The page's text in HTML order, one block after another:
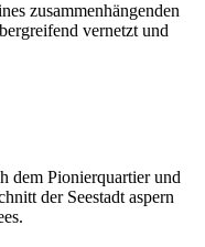
zusammenhängenden
vernetzt und
dem Pionierquartier und
der Seestadt aspern